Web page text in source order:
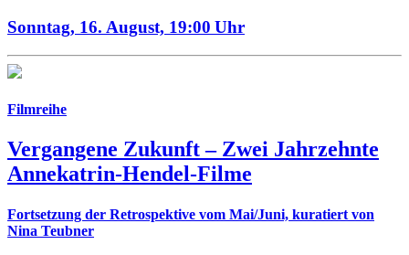
Sonntag, 16. August, 19:00 Uhr
Filmreihe
Vergangene Zukunft – Zwei Jahrzehnte
Annekatrin-Hendel-Filme
Fortsetzung der Retrospektive vom Mai/Juni, kuratiert von
Nina Teubner